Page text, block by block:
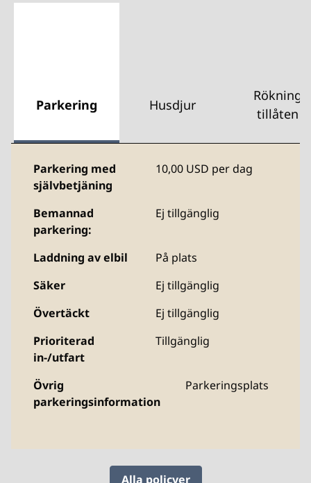
Parkering Husdjur
Rökning
tillåten
Parkering med
självbetjäning
10,00 USD per dag
Bemannad
parkering:
Ej tillgänglig
Laddning av elbil
På plats
Säker
Ej tillgänglig
Övertäckt
Ej tillgänglig
Prioriterad
in-/utfart
Tillgänglig
Övrig
parkeringsinformation
Parkeringsplats
Alla policyer